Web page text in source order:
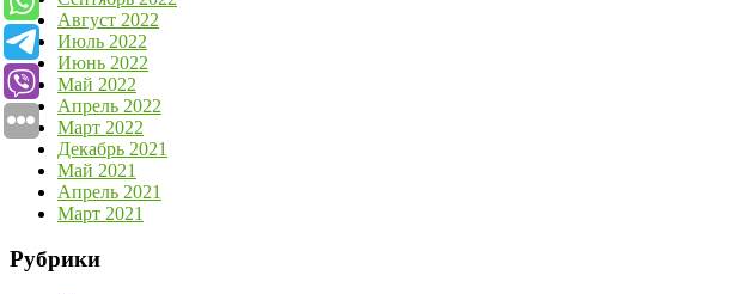
Август 2022
Июль 2022
Июнь 2022
Май 2022
Апрель 2022
Март 2022
Декабрь 2021
Май 2021
Апрель 2021
Март 2021
Рубрики